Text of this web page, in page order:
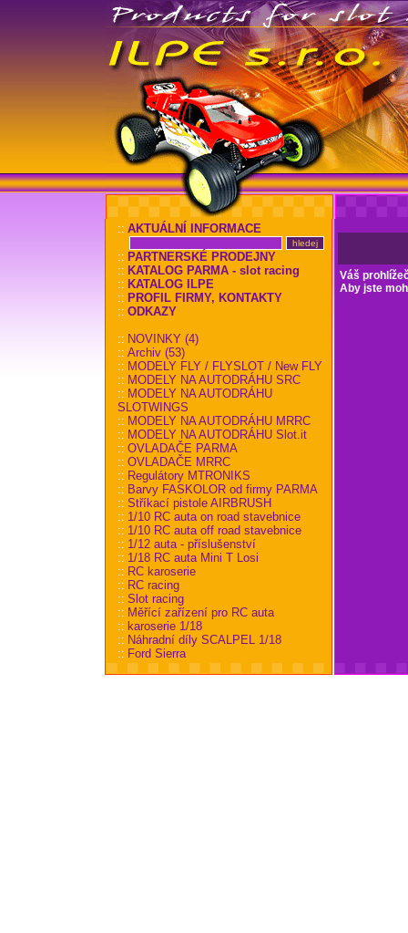
:: AKTUÁLNÍ INFORMACE
:: PARTNERSKÉ PRODEJNY
:: KATALOG PARMA - slot racing
:: KATALOG ILPE
:: PROFIL FIRMY, KONTAKTY
:: ODKAZY
:: NOVINKY (4)
:: Archiv (53)
:: MODELY FLY / FLYSLOT / New FLY
:: MODELY NA AUTODRÁHU SRC
:: MODELY NA AUTODRÁHU
SLOTWINGS
:: MODELY NA AUTODRÁHU MRRC
:: MODELY NA AUTODRÁHU Slot.it
:: OVLADAČE PARMA
:: OVLADAČE MRRC
:: Regulátory MTRONIKS
:: Barvy FASKOLOR od firmy PARMA
:: Stříkací pistole AIRBRUSH
:: 1/10 RC auta on road stavebnice
:: 1/10 RC auta off road stavebnice
:: 1/12 auta - příslušenství
:: 1/18 RC auta Mini T Losi
:: RC karoserie
:: RC racing
:: Slot racing
:: Měřící zařízení pro RC auta
:: karoserie 1/18
:: Náhradní díly SCALPEL 1/18
:: Ford Sierra
Váš
Aby jste